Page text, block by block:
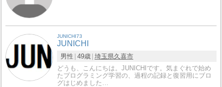
JUNICHI73
JUNICHI
男性 49歳 埼玉県久喜市
どうも、こんにちは。JUNICHIです。気まぐれで始め
たプログラミング学習の、過程の記録と復習用にブロ
グはじめました…